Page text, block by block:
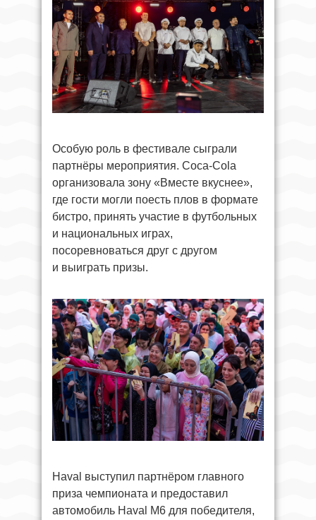
Особую роль в фестивале сыграли
партнёры мероприятия. Coca-Cola
организовала зону «Вместе вкуснее»,
где гости могли поесть плов в формате
бистро, принять участие в футбольных
и национальных играх,
посоревноваться друг с другом
и выиграть призы.
Haval выступил партнёром главного
приза чемпионата и предоставил
автомобиль Haval M6 для победителя,